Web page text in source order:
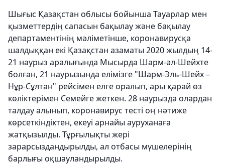
Шығыс Қазақстан облысы бойынша Тауарлар мен
қызметтердің сапасын бақылау және бақылау
департаментінің мәліметінше, коронавирусқа
шалдыққан екі Қазақстан азаматы 2020 жылдың 14-
21 наурыз аралығында Мысырда Шарм-әл-Шейхте
болған, 21 наурызында елімізге "Шарм-Эль-Шейх –
Нұр-Cұлтан" рейсімен елге оралып, ары қарай өз
көліктерімен Семейге жеткен. 28 наурызда олардан
талдау алынып, коронавирус тесті оң нәтиже
көрсеткіндіктен, екеуі арнайы ауруханаға
жатқызылды. Тұрғылықты жері
зарарсыздандырылды, ал отбасы мүшелерінің
барлығы оқшауландырылды.